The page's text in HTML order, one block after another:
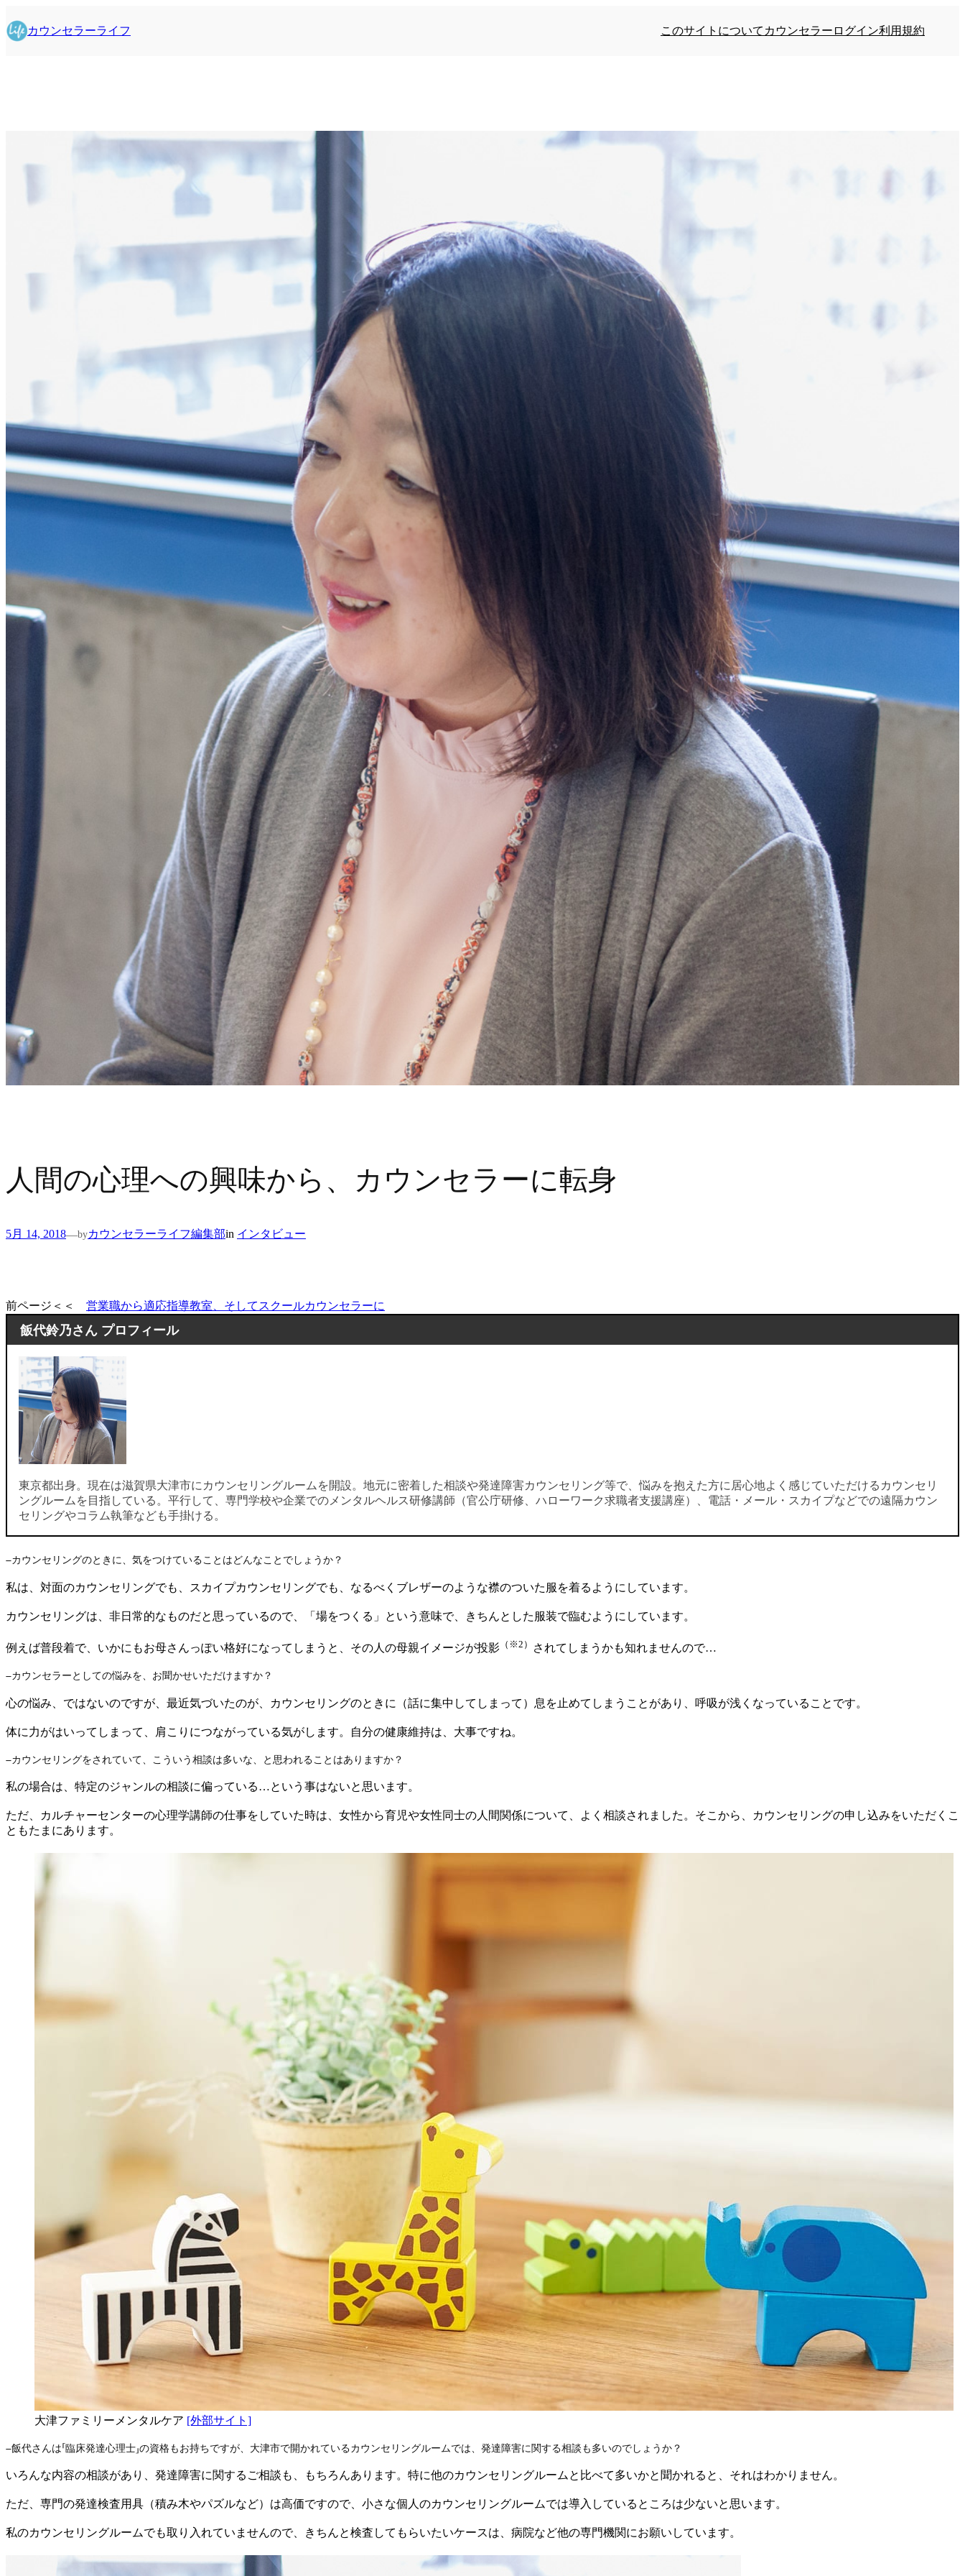
容
を
カウンセラーライフ このサイトについて カウンセラーログイン利用規約
人間の心理への興味から、カウンセラーに転身
5月 14, 2018—byカウンセラーライフ編集部in インタビュー
前ページ＜＜ 営業職から適応指導教室、そしてスクールカウンセラーに
飯代鈴乃さん プロフィール
東京都出身。現在は滋賀県大津市にカウンセリングルームを開設。地元に密着した相談や発達障害カウンセリング等で、悩みを抱えた方に居心地よく感じていただけるカウンセリ
ングルームを目指している。平行して、専門学校や企業でのメンタルヘルス研修講師（官公庁研修、ハローワーク求職者支援講座）、電話・メール・スカイプなどでの遠隔カウン
セリングやコラム執筆なども手掛ける。
–カウンセリングのときに、気をつけていることはどんなことでしょうか？
私は、対面のカウンセリングでも、スカイプカウンセリングでも、なるべくブレザーのような襟のついた服を着るようにしています。
カウンセリングは、非日常的なものだと思っているので、「場をつくる」という意味で、きちんとした服装で臨むようにしています。
例えば普段着で、いかにもお母さんっぽい格好になってしまうと、その人の母親イメージが投影 （※2） されてしまうかも知れませんので…
–カウンセラーとしての悩みを、お聞かせいただけますか？
心の悩み、ではないのですが、最近気づいたのが、カウンセリングのときに（話に集中してしまって）息を止めてしまうことがあり、呼吸が浅くなっていることです。
体に力がはいってしまって、肩こりにつながっている気がします。自分の健康維持は、大事ですね。
–カウンセリングをされていて、こういう相談は多いな、と思われることはありますか？
私の場合は、特定のジャンルの相談に偏っている…という事はないと思います。
ただ、カルチャーセンターの心理学講師の仕事をしていた時は、女性から育児や女性同士の人間関係について、よく相談されました。そこから、カウンセリングの申し込みをいただくこ
ともたまにあります。
大津ファミリーメンタルケア [外部サイト]
–飯代さんは「臨床発達心理士」の資格もお持ちですが、大津市で開かれているカウンセリングルームでは、発達障害に関する相談も多いのでしょうか？
いろんな内容の相談があり、発達障害に関するご相談も、もちろんあります。特に他のカウンセリングルームと比べて多いかと聞かれると、それはわかりません。
ただ、専門の発達検査用具（積み木やパズルなど）は高価ですので、小さな個人のカウンセリングルームでは導入しているところは少ないと思います。
私のカウンセリングルームでも取り入れていませんので、きちんと検査してもらいたいケースは、病院など他の専門機関にお願いしています。